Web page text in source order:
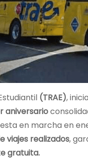
(TRAE),
aniversario
en marcha en
viajes realizados,
gratuita.